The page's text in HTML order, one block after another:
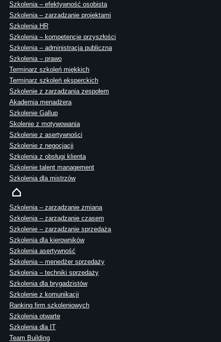
Szkolenia – efektywność osobista
Szkolenia – zarządzanie projektami
Szkolenia HR
Szkolenia – kompetencje przyszłości
Szkolenia – administracja publiczna
Szkolenia – prawo
Terminarz szkoleń miękkich
Terminarz szkoleń eksperckich
Szkolenie z zarządzania zespołem
Akademia menadżera
Szkolenie Gallup
Skolenie z motywowania
Szkolenie z asertywności
Szkolenie z negocjacji
Szkolenia z obsługi klienta
Szkolenie talent management
Szkolenia dla mistrzów
Szkolenia – zarządzanie zmianą
Szkolenia – zarządzanie czasem
Szkolenie – zarządzanie sprzedażą
Szkolenia dla kierowników
Szkolenia asertywność
Szkolenia – menedżer sprzedaży
Szkolenia – techniki sprzedaży
Szkolenia dla brygadzistów
Szkolenie z komunikacji
Ranking firm szkoleniowych
Szkolenia otwarte
Szkolenia dla IT
Team Building